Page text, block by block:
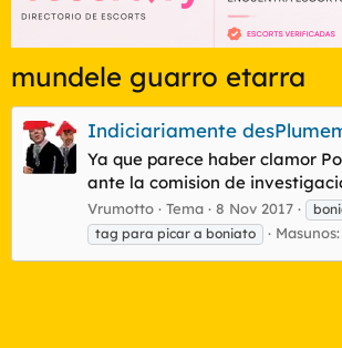
mundele guarro etarra
Indiciariamente
Ya que parece haber clamor
ante la comision de
Vrumotto Tema 8 Nov 2017
tag para picar a boniato